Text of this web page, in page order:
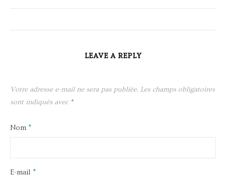
LEAVE A REPLY
Votre adresse e-mail ne sera pas publiée. Les champs obligatoires
sont indiqués avec *
Nom *
E-mail *